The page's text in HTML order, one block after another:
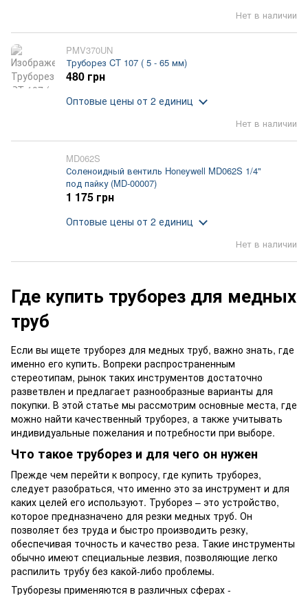
Нет в наличии
PMV370UN
Труборез CT 107 ( 5 - 65 мм)
Нет в наличии
480 грн
Оптовые цены от 2 единиц
MD062S
Соленоидный вентиль Honeywell MD062S 1/4"
под пайку (MD-00007)
Нет в наличии
1 175 грн
Оптовые цены от 2 единиц
Где купить труборез для медных
труб
Если вы ищете труборез для медных труб, важно знать, где
именно его купить. Вопреки распространенным
стереотипам, рынок таких инструментов достаточно
разветвлен и предлагает разнообразные варианты для
покупки. В этой статье мы рассмотрим основные места, где
можно найти качественный труборез, а также учитывать
индивидуальные пожелания и потребности при выборе.
Что такое труборез и для чего он нужен
Прежде чем перейти к вопросу, где купить труборез,
следует разобраться, что именно это за инструмент и для
каких целей его используют. Труборез – это устройство,
которое предназначено для резки медных труб. Он
позволяет без труда и быстро производить резку,
обеспечивая точность и качество реза. Такие инструменты
обычно имеют специальные лезвия, позволяющие легко
распилить трубу без какой-либо проблемы.
Труборезы применяются в различных сферах -